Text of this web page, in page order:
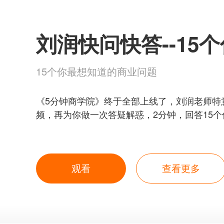
15个你最想知道的商业问题
《5分钟商学院》终于全部上线了，刘润老师
频，再为你做一次答疑解惑，2分钟，回答15
观看 查看更多